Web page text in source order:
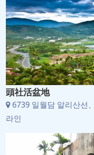
頭社活盆地
6739 일월담 알리산선
라인